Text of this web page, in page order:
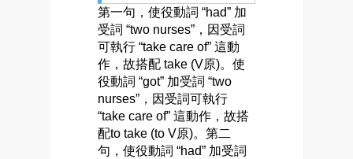
第一句，使役動詞 “had” 加
受詞 “two nurses”，因受詞
可執行 “take care of” 這動
作，故搭配 take (V原)。使
役動詞 “got” 加受詞 “two
nurses”，因受詞可執行
“take care of” 這動作，故搭
配to take (to V原)。第二
句，使役動詞 “had” 加受詞